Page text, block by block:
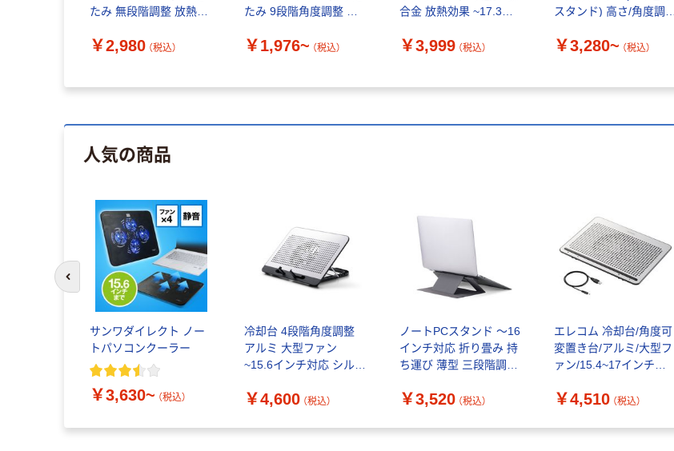
たみ 無段階調整 放熱効
レコム 1個
￥2,980 （税込）
たみ 9段階角度調整 シ
￥1,976~ （税込）
合金 放熱効果 ~17.3イ
個
￥3,999 （税込）
スタンド) 高さ/角度調節
￥3,280~ （税込）
人気の商品
サンワダイレクト ノー
トパソコンクーラー
￥3,630~ （税込）
冷却台 4段階角度調整
アルミ 大型ファン
~15.6インチ対応 シルバ
コム 1個（直送品）
￥4,600 （税込）
ノートPCスタンド ～16
インチ対応 折り畳み 持
ち運び 薄型 三段階調整
コム 1個（直送品）
￥3,520 （税込）
エレコム 冷却台/角度可
変置き台/アルミ/大型フ
ァン/15.4~17インチ対
￥4,510 （税込）
前のスライドへ